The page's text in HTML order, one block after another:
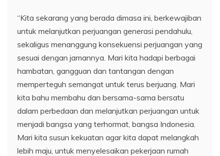
“Kita sekarang yang berada dimasa ini, berkewajiban
untuk melanjutkan perjuangan generasi pendahulu,
sekaligus menanggung konsekuensi perjuangan yang
sesuai dengan jamannya. Mari kita hadapi berbagai
hambatan, gangguan dan tantangan dengan
memperteguh semangat untuk terus berjuang. Mari
kita bahu membahu dan bersama-sama bersatu
dalam perbedaan dan melanjutkan perjuangan untuk
menjadi bangsa yang terhormat, bangsa Indonesia.
Mari kita susun kekuatan agar kita dapat melangkah
lebih maju, untuk menyelesaikan pekerjaan rumah